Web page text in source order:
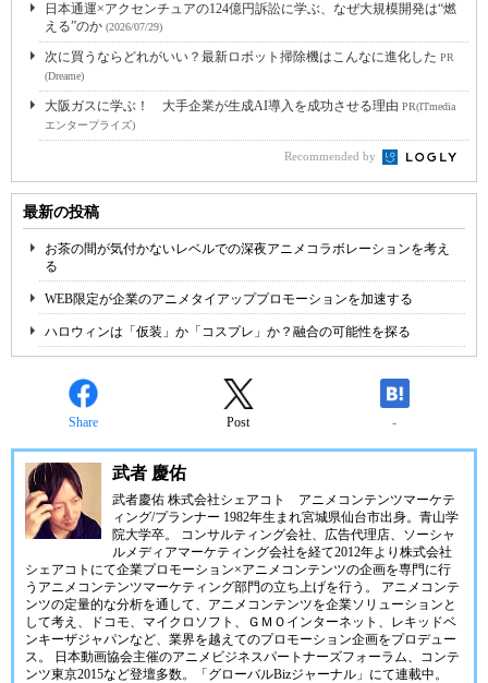
日本通運×アクセンチュアの124億円訴訟に学ぶ、なぜ大規模開発は“燃
える”のか (2026/07/29)
次に買うならどれがいい？最新ロボット掃除機はこんなに進化した PR
(Dreame)
大阪ガスに学ぶ！ 大手企業が生成AI導入を成功させる理由 PR(ITmedia
エンタープライズ)
Recommended by
最新の投稿
お茶の間が気付かないレベルでの深夜アニメコラボレーションを考え
る
WEB限定が企業のアニメタイアッププロモーションを加速する
ハロウィンは「仮装」か「コスプレ」か？融合の可能性を探る
Share Post -
武者 慶佑
武者慶佑 株式会社シェアコト アニメコンテンツマーケテ
ィング/プランナー 1982年生まれ宮城県仙台市出身。青山学
院大学卒。 コンサルティング会社、広告代理店、ソーシャ
ルメディアマーケティング会社を経て2012年より株式会社
シェアコトにて企業プロモーション×アニメコンテンツの企画を専門に行
うアニメコンテンツマーケティング部門の立ち上げを行う。 アニメコンテ
ンツの定量的な分析を通して、アニメコンテンツを企業ソリューションと
して考え、ドコモ、マイクロソフト、ＧＭＯインターネット、レキッドベ
ンキーザジャパンなど、業界を越えてのプロモーション企画をプロデュー
ス。 日本動画協会主催のアニメビジネスパートナーズフォーラム、コンテ
ンツ東京2015など登壇多数。「グローバルBizジャーナル」にて連載中。